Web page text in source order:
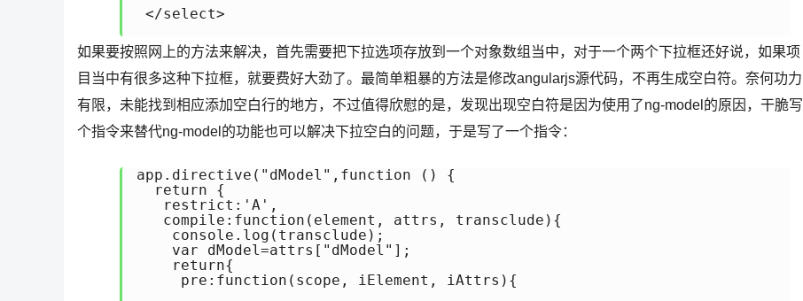
</select>
如果要按照网上的方法来解决，首先需要把下拉选项存放到一个对象数组当中，对于一个两个下拉框还好说，如果项
目当中有很多这种下拉框，就要费好大劲了。最简单粗暴的方法是修改angularjs源代码，不再生成空白符。奈何功力
有限，未能找到相应添加空白行的地方，不过值得欣慰的是，发现出现空白符是因为使用了ng-model的原因，干脆写
个指令来替代ng-model的功能也可以解决下拉空白的问题，于是写了一个指令：
app.directive("dModel",function () {
  return {
   restrict:'A',
   compile:function(element, attrs, transclude){
    console.log(transclude);
    var dModel=attrs["dModel"];
    return{
     pre:function(scope, iElement, iAttrs){